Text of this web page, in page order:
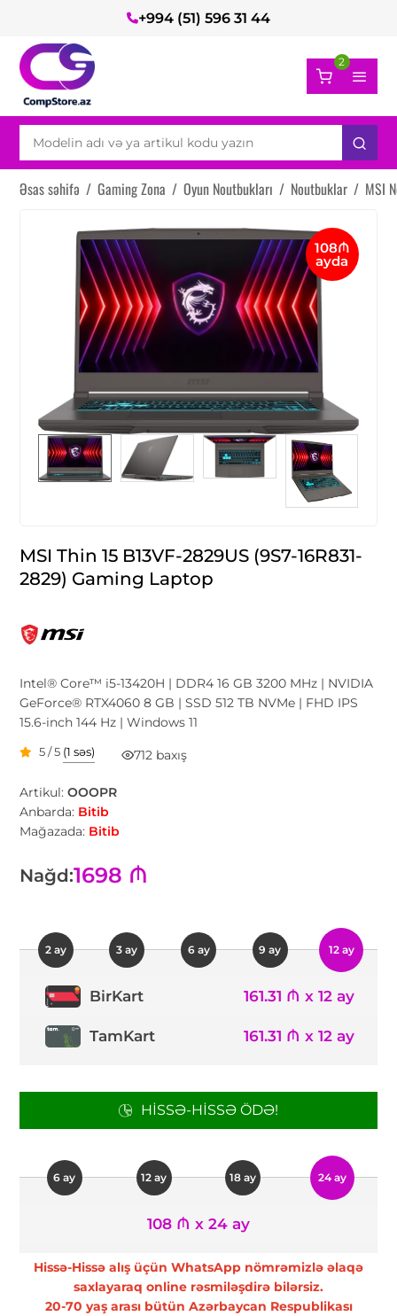
+994 (51) 596 31 44
2
Əsas səhifə / Gaming Zona / Oyun Noutbukları / Noutbuklar / MSI
108₼
ayda
MSI Thin 15 B13VF-2829US (9S7-16R831-
2829) Gaming Laptop
Intel® Core™ i5-13420H | DDR4 16 GB 3200 MHz | NVIDIA
GeForce® RTX4060 8 GB | SSD 512 TB NVMe | FHD IPS
15.6-inch 144 Hz | Windows 11
5 / 5 (1 səs) 712 baxış
Artikul:OOOPR
Anbarda: Bitib
Mağazada: Bitib
Nağd:1698 ₼
2 ay 3 ay 6 ay 9 ay 12 ay
BirKart 161.31 ₼ x 12 ay
TamKart 161.31 ₼ x 12 ay
HISSƏ-HISSƏ ÖDƏ!
6 ay 12 ay 18 ay 24 ay
108 ₼ x 24 ay
Hissə-Hissə alış üçün WhatsApp nömrəmizlə əlaqə
saxlayaraq online rəsmiləşdirə bilərsiz.
20-70 yaş arası bütün Azərbaycan Respublikası